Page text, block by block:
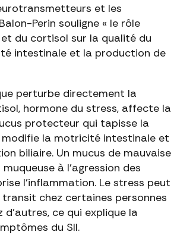
et les
Perin souligne « le rôle
du cortisol sur la qualité du
intestinale et la production de
perturbe directement la
hormone du stress, affecte la
protecteur qui tapisse la
la motricité intestinale et
biliaire. Un mucus de mauvaise
à l'agression des
l'inflammation. Le stress peut
chez certaines personnes
d'autres, ce qui explique la
du SII.